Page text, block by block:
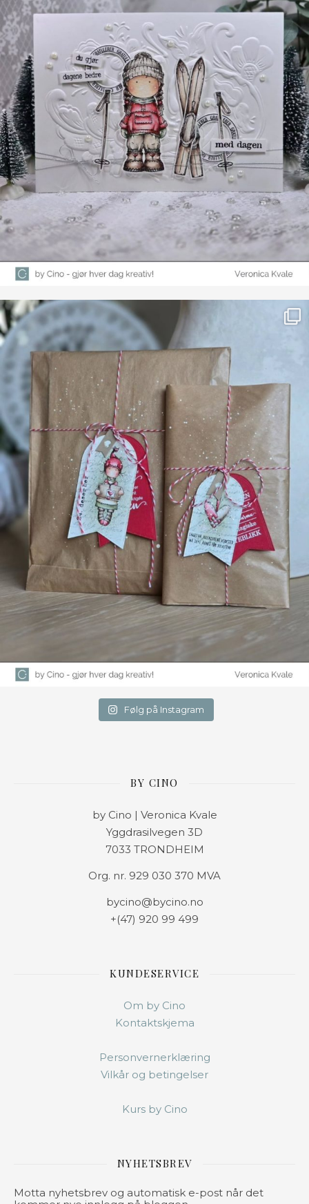
Farge
Følg på Instagram
BY CINO
by Cino | Veronica Kvale
Yggdrasilvegen 3D
7033 TRONDHEIM
Org. nr. 929 030 370 MVA
bycino@bycino.no
+(47) 920 99 499
KUNDESERVICE
Om by Cino
Kontaktskjema
Personvernerklæring
Vilkår og betingelser
Kurs by Cino
NYHETSBREV
Motta nyhetsbrev og automatisk e-post når det